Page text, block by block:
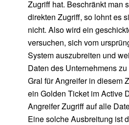
Zugriff hat. Beschränkt man
direkten Zugriff, so lohnt es
nicht. Also wird ein
versuchen, sich vom
System auszubreiten und
Daten des Unternehmens
Gral für Angreifer in diesem
ein Golden Ticket im Active
Angreifer Zugriff auf alle
Eine solche Ausbreitung ist